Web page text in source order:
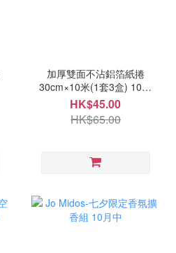
加厚雙面不沾鋁箔紙捲
30cm×10米(1套3盒) 10月
頭
HK$45.00
HK$65.00